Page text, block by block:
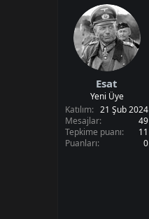
a
t
a
n
ş
l
a
n
g
ı
ç
t
a
i
Esat
Yeni Üye
Katılım
21 Şub 2024
Mesajlar
49
Tepkime puanı
11
Puanları
0